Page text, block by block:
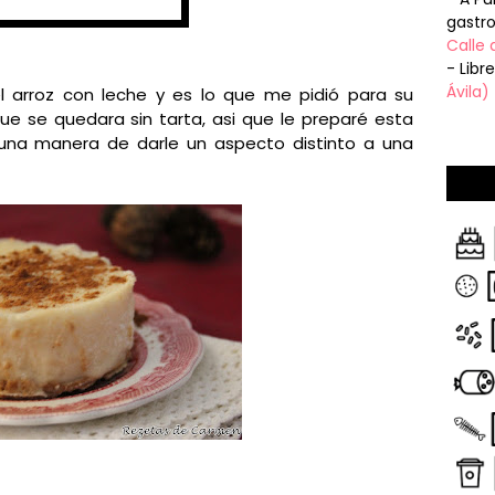
arroz con leche y es lo que me pidió para su
se quedara sin tarta, asi que le preparé esta
manera de darle un aspecto distinto a una
Calle
-
Ávila)